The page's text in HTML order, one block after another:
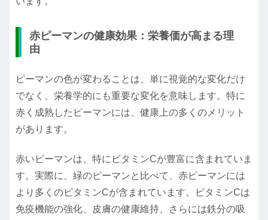
赤ピーマンの健康効果：栄養価が高まる理
由
ピーマンの色が変わることは、単に視覚的な変化だけ
でなく、栄養学的にも重要な変化を意味します。特に
赤く成熟したピーマンには、健康上の多くのメリット
があります。
赤いピーマンは、特にビタミンCが豊富に含まれていま
す。実際に、緑のピーマンと比べて、赤ピーマンには
より多くのビタミンCが含まれています。ビタミンCは
免疫機能の強化、皮膚の健康維持、さらには鉄分の吸